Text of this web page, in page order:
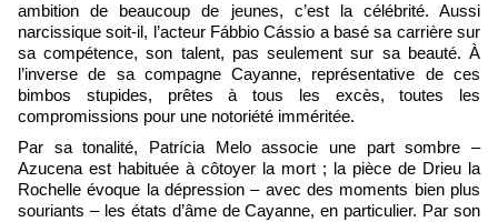
ambition de beaucoup de jeunes, c’est la célébrité. Aussi
narcissique soit-il, l’acteur Fábbio Cássio a basé sa carrière sur
sa compétence, son talent, pas seulement sur sa beauté. À
l’inverse de sa compagne Cayanne, représentative de ces
bimbos stupides, prêtes à tous les excès, toutes les
compromissions pour une notoriété imméritée.
Par sa tonalité, Patrícia Melo associe une part sombre –
Azucena est habituée à côtoyer la mort ; la pièce de Drieu la
Rochelle évoque la dépression – avec des moments bien plus
souriants – les états d’âme de Cayanne, en particulier. Par son